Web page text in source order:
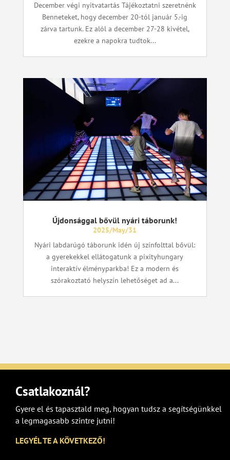
December végi nyitvatartás Tájékoztatni szeretnénk
Benneteket, hogy december 20-tól január 5.-ig
zárva tartunk. Ez alól a december 27-28 kivétel,
ezekre a napokra tudtok...
Újdonsággal bővül nyári táborunk!
2025/May/31
Nyári labdarúgó táborunk idén új színfolttal bővül:
a gyerekekkel ellátogatunk a pixityhungary
interaktív élményparkba! Ez a modern és
szórakoztató helyszín lehetőséget ad a...
Csatlakoznál?
Gyere el és tapasztald meg, hogyan tudsz a segítségünkkel
a legmagasabb szintre jutni!
LEGYÉL TE A KÖVETKEZŐ!